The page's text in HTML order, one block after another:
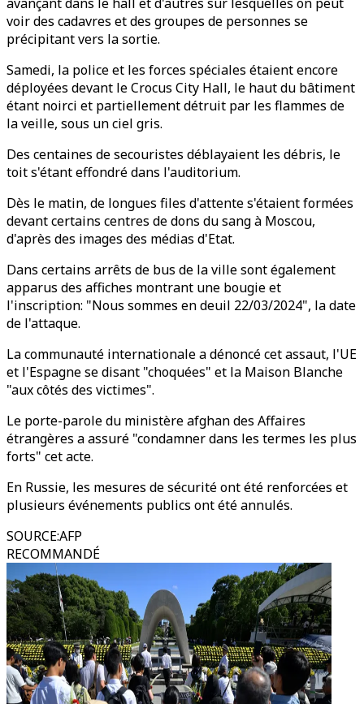
voir des cadavres et des groupes de personnes se
précipitant vers la sortie.
Samedi, la police et les forces spéciales étaient encore
déployées devant le Crocus City Hall, le haut du bâtiment
étant noirci et partiellement détruit par les flammes de
la veille, sous un ciel gris.
Des centaines de secouristes déblayaient les débris, le
toit s'étant effondré dans l'auditorium.
Dès le matin, de longues files d'attente s'étaient formées
devant certains centres de dons du sang à Moscou,
d'après des images des médias d'Etat.
Dans certains arrêts de bus de la ville sont également
apparus des affiches montrant une bougie et
l'inscription: "Nous sommes en deuil 22/03/2024", la date
de l'attaque.
La communauté internationale a dénoncé cet assaut, l'UE
et l'Espagne se disant "choquées" et la Maison Blanche
"aux côtés des victimes".
Le porte-parole du ministère afghan des Affaires
étrangères a assuré "condamner dans les termes les plus
forts" cet acte.
En Russie, les mesures de sécurité ont été renforcées et
plusieurs événements publics ont été annulés.
SOURCE:AFP
RECOMMANDÉ